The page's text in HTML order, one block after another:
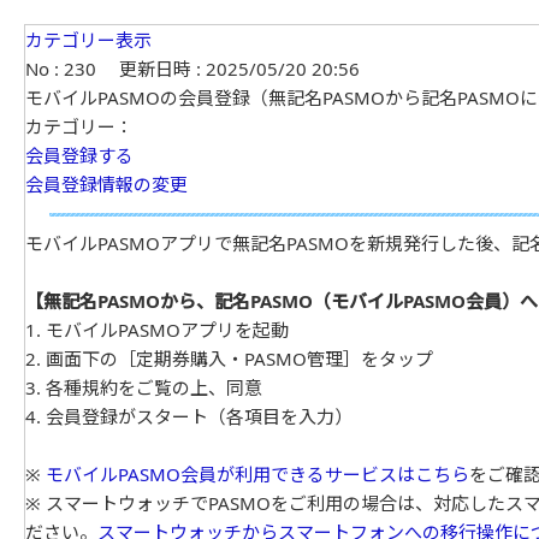
カテゴリー表示
No : 230
更新日時 : 2025/05/20 20:56
モバイルPASMOの会員登録（無記名PASMOから記名PASMO
カテゴリー：
会員登録する
会員登録情報の変更
モバイルPASMOアプリで無記名PASMOを新規発行した後、
【無記名PASMOから、記名PASMO（モバイルPASMO会員）
1. モバイルPASMOアプリを起動
2. 画面下の［定期券購入・PASMO管理］をタップ
3. 各種規約をご覧の上、同意
4. 会員登録がスタート（各項目を入力）
※ モバイルPASMO会員が利用できるサービスはこちらをご確
※ スマートウォッチでPASMOをご利用の場合は、対応したス
ださい。 スマートウォッチからスマートフォンへの移行操作に